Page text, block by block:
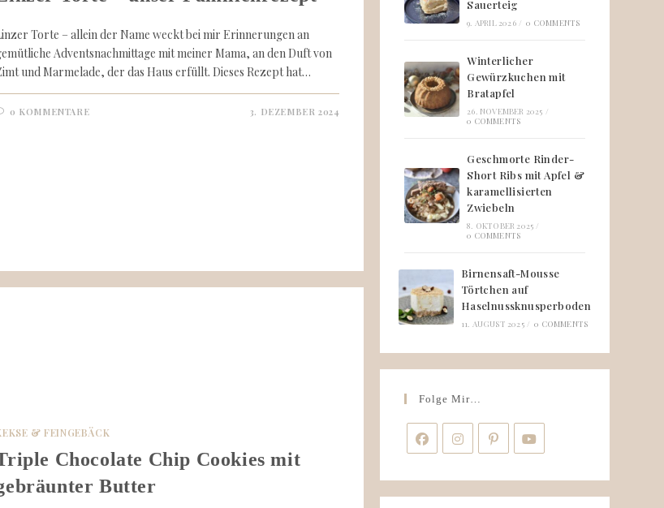
Torte – allein der Name weckt bei mir Erinnerungen an
Adventsnachmittage mit meiner Mama, an den Duft von
und Marmelade, der das Haus erfüllt. Dieses Rezept hat…
0 KOMMENTARE 3. DEZEMBER 2024
& FEINGEBÄCK
Chocolate Chip Cookies mit
Butter
Sauerteig
9. APRIL 2026 / 0 COMMENTS
Winterlicher
Gewürzkuchen mit
Bratapfel
26. NOVEMBER 2025 /
0 COMMENTS
Geschmorte Rinder-
Short Ribs mit Apfel &
karamellisierten
Zwiebeln
8. OKTOBER 2025 /
0 COMMENTS
Birnensaft-Mousse
Törtchen auf
Haselnussknusperboden
11. AUGUST 2025 / 0 COMMENTS
Folge Mir…